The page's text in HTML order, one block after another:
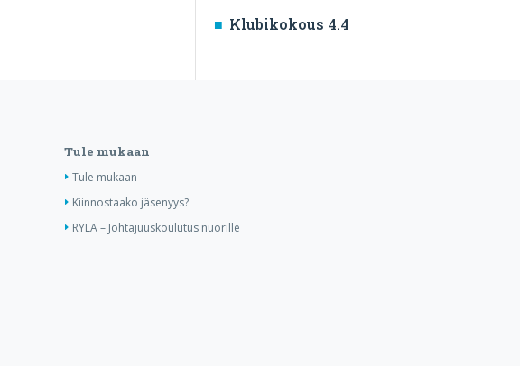
Klubikokous 4.4
Tule mukaan
Tule mukaan
Kiinnostaako jäsenyys?
RYLA – Johtajuuskoulutus nuorille